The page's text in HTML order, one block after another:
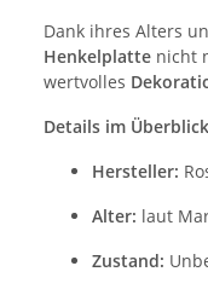
Dank ihres Alters
Henkelplatte nicht
wertvolles
Details im
Hersteller:
Alter: laut
Zustand: